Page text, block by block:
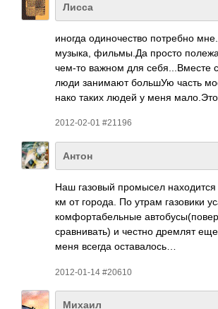
Лисса
иногда один­очес­тво потр­ебно
музыка, филь­мы.Да просто
чем-то важном для себя­...В­месте
люди зани­мают большУю часть
нако таких людей у меня
2012-02-01 #21196
Антон
Наш газовый пром­ысел
км от города. По утрам газо­вики
комф­орта­бель­ные
срав­нива­ть) и честно дремлят
меня всегда оста­валось…
2012-01-14 #20610
Михаил